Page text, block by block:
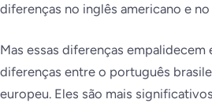
diferenças no inglês americano e
Mas essas diferenças empalidecem
diferenças entre o português
europeu. Eles são mais